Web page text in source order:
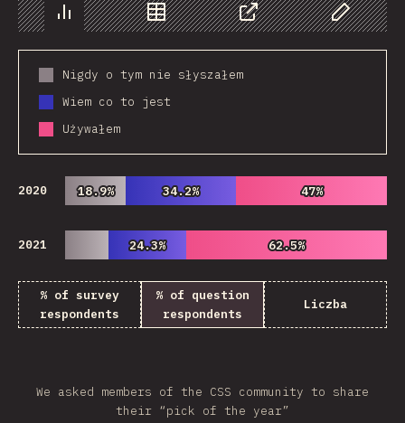
Chart Data Share Customize
Nigdy o tym nie słyszałem
Wiem co to jest
Używałem
2020 18.9%
18.9% 34.2%
34.2% 47%
47%
2021 24.3%
24.3% 62.5%
62.5%
% of survey
respondents
% of question
respondents
Liczba
We asked members of the CSS community to share
their “pick of the year”